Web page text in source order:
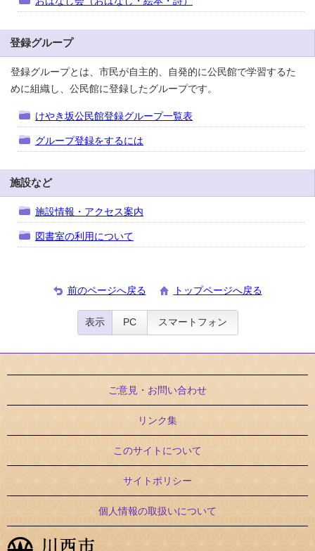
登録グループ
登録グループとは、市民が自主的、自発的に公民館で学習するた
めに組織し、公民館に登録したグループです。
けやき坂公民館登録グループ一覧表
グループ登録をするには
施設など
施設情報・アクセス案内
図書室の利用について
前のページへ戻る トップページへ戻る
表示 PC スマートフォン
ご意見・お問い合わせ
リンク集
このサイトについて
サイトポリシー
個人情報の取扱いについて